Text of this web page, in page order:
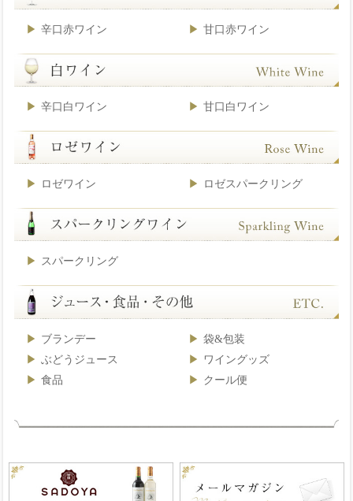
辛口赤ワイン 甘口赤ワイン
辛口白ワイン 甘口白ワイン
ロゼワイン ロゼスパークリング
スパークリング
ブランデー
袋&包装
ぶどうジュース
ワイングッズ
食品
クール便